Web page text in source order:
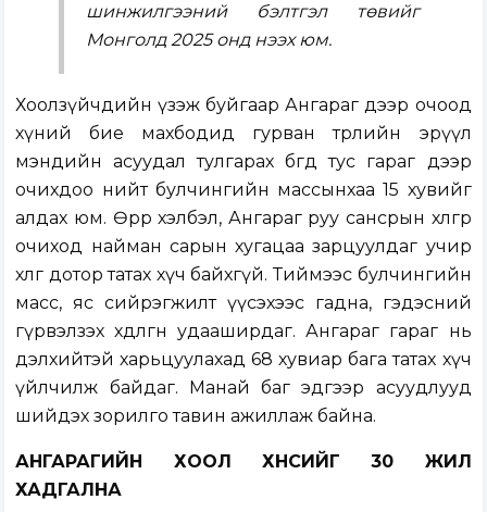
шинжилгээний бэлтгэл төвийг
Монголд 2025 онд нээх юм.
Хоолзүйчдийн үзэж буйгаар Ангараг дээр очоод
хүний бие махбодид гурван төрлийн эрүүл
мэндийн асуудал тулгарах бөгөөд тус гараг дээр
очихдоо нийт булчингийн массынхаа 15 хувийг
алдах юм. Өөрөөр хэлбэл, Ангараг руу сансрын хөлгөөр
очиход найман сарын хугацаа зарцуулдаг учир
хөлөг дотор татах хүч байхгүй. Тиймээс булчингийн
масс, яс сийрэгжилт үүсэхээс гадна, гэдэсний
гүрвэлзэх хөдөлгөөн удааширдаг. Ангараг гараг нь
дэлхийтэй харьцуулахад 68 хувиар бага татах хүч
үйлчилж байдаг. Манай баг эдгээр асуудлууд
шийдэх зорилго тавин ажиллаж байна.
АНГАРАГИЙН ХООЛ ХҮНСИЙГ 30 ЖИЛ
ХАДГАЛНА